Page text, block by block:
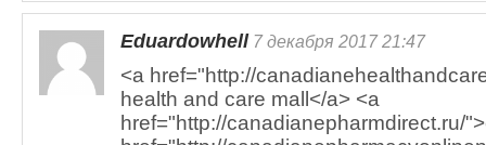
Eduardowhell7 декабря 2017 21:47
<a href="http://
health and care mall</a> <a
href="http://canadianepharmdirect.ru/